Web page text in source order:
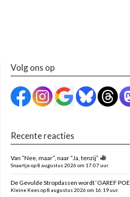
Volg ons op
Recente reacties
Van “Nee, maar”, naar “Ja, tenzij”
Snaartje op 8 augustus 2026 om 17:07 uur.
De Gevulde Stropdassen wordt ‘OAREF
Kleine Kees op 8 augustus 2026 om 16:19 uur.